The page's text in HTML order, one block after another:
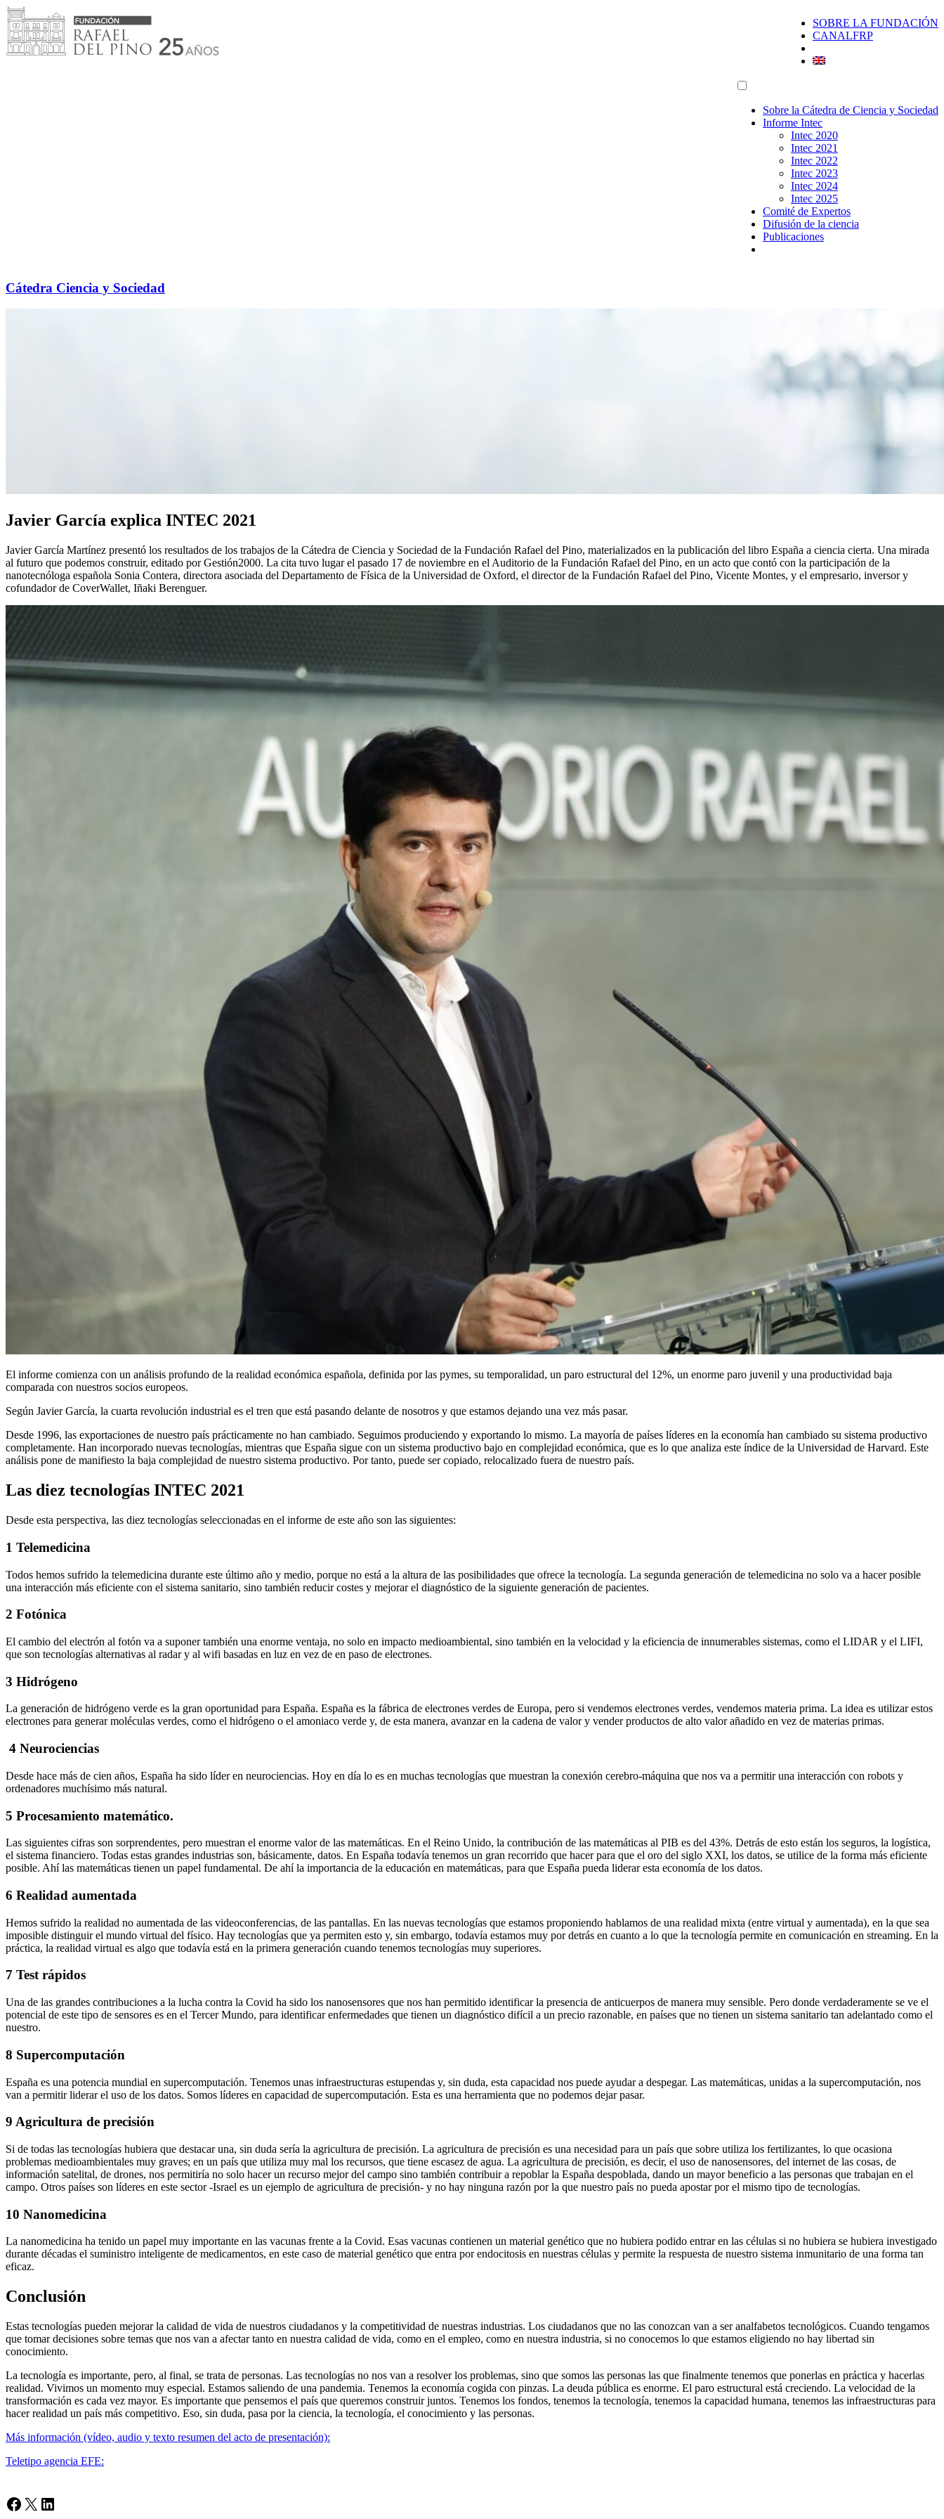
Saltar
al
contenido
SOBRE LA FUNDACIÓN
CANALFRP
Sobre la Cátedra de Ciencia y Sociedad
Informe Intec
Intec 2020
Intec 2021
Intec 2022
Intec 2023
Intec 2024
Intec 2025
Comité de Expertos
Difusión de la ciencia
Publicaciones
Cátedra Ciencia y Sociedad
Javier García explica INTEC 2021
Javier García Martínez presentó los resultados de los trabajos de la Cátedra de Ciencia y Sociedad de la Fundación Rafael del Pino, materializados en la publicación del libro España a ciencia cierta. Una mirada
al futuro que podemos construir, editado por Gestión2000. La cita tuvo lugar el pasado 17 de noviembre en el Auditorio de la Fundación Rafael del Pino, en un acto que contó con la participación de la
nanotecnóloga española Sonia Contera, directora asociada del Departamento de Física de la Universidad de Oxford, el director de la Fundación Rafael del Pino, Vicente Montes, y el empresario, inversor y
cofundador de CoverWallet, Iñaki Berenguer.
El informe comienza con un análisis profundo de la realidad económica española, definida por las pymes, su temporalidad, un paro estructural del 12%, un enorme paro juvenil y una productividad baja
comparada con nuestros socios europeos.
Según Javier García, la cuarta revolución industrial es el tren que está pasando delante de nosotros y que estamos dejando una vez más pasar.
Desde 1996, las exportaciones de nuestro país prácticamente no han cambiado. Seguimos produciendo y exportando lo mismo. La mayoría de países líderes en la economía han cambiado su sistema productivo
completamente. Han incorporado nuevas tecnologías, mientras que España sigue con un sistema productivo bajo en complejidad económica, que es lo que analiza este índice de la Universidad de Harvard. Este
análisis pone de manifiesto la baja complejidad de nuestro sistema productivo. Por tanto, puede ser copiado, relocalizado fuera de nuestro país.
Las diez tecnologías INTEC 2021
Desde esta perspectiva, las diez tecnologías seleccionadas en el informe de este año son las siguientes:
1 Telemedicina
Todos hemos sufrido la telemedicina durante este último año y medio, porque no está a la altura de las posibilidades que ofrece la tecnología. La segunda generación de telemedicina no solo va a hacer posible
una interacción más eficiente con el sistema sanitario, sino también reducir costes y mejorar el diagnóstico de la siguiente generación de pacientes.
2 Fotónica
El cambio del electrón al fotón va a suponer también una enorme ventaja, no solo en impacto medioambiental, sino también en la velocidad y la eficiencia de innumerables sistemas, como el LIDAR y el LIFI,
que son tecnologías alternativas al radar y al wifi basadas en luz en vez de en paso de electrones.
3 Hidrógeno
La generación de hidrógeno verde es la gran oportunidad para España. España es la fábrica de electrones verdes de Europa, pero si vendemos electrones verdes, vendemos materia prima. La idea es utilizar estos
electrones para generar moléculas verdes, como el hidrógeno o el amoniaco verde y, de esta manera, avanzar en la cadena de valor y vender productos de alto valor añadido en vez de materias primas.
4 Neurociencias
Desde hace más de cien años, España ha sido líder en neurociencias. Hoy en día lo es en muchas tecnologías que muestran la conexión cerebro-máquina que nos va a permitir una interacción con robots y
ordenadores muchísimo más natural.
5 Procesamiento matemático.
Las siguientes cifras son sorprendentes, pero muestran el enorme valor de las matemáticas. En el Reino Unido, la contribución de las matemáticas al PIB es del 43%. Detrás de esto están los seguros, la logística,
el sistema financiero. Todas estas grandes industrias son, básicamente, datos. En España todavía tenemos un gran recorrido que hacer para que el oro del siglo XXI, los datos, se utilice de la forma más eficiente
posible. Ahí las matemáticas tienen un papel fundamental. De ahí la importancia de la educación en matemáticas, para que España pueda liderar esta economía de los datos.
6 Realidad aumentada
Hemos sufrido la realidad no aumentada de las videoconferencias, de las pantallas. En las nuevas tecnologías que estamos proponiendo hablamos de una realidad mixta (entre virtual y aumentada), en la que sea
imposible distinguir el mundo virtual del físico. Hay tecnologías que ya permiten esto y, sin embargo, todavía estamos muy por detrás en cuanto a lo que la tecnología permite en comunicación en streaming. En la
práctica, la realidad virtual es algo que todavía está en la primera generación cuando tenemos tecnologías muy superiores.
7 Test rápidos
Una de las grandes contribuciones a la lucha contra la Covid ha sido los nanosensores que nos han permitido identificar la presencia de anticuerpos de manera muy sensible. Pero donde verdaderamente se ve el
potencial de este tipo de sensores es en el Tercer Mundo, para identificar enfermedades que tienen un diagnóstico difícil a un precio razonable, en países que no tienen un sistema sanitario tan adelantado como el
nuestro.
8 Supercomputación
España es una potencia mundial en supercomputación. Tenemos unas infraestructuras estupendas y, sin duda, esta capacidad nos puede ayudar a despegar. Las matemáticas, unidas a la supercomputación, nos
van a permitir liderar el uso de los datos. Somos líderes en capacidad de supercomputación. Esta es una herramienta que no podemos dejar pasar.
9 Agricultura de precisión
Si de todas las tecnologías hubiera que destacar una, sin duda sería la agricultura de precisión. La agricultura de precisión es una necesidad para un país que sobre utiliza los fertilizantes, lo que ocasiona
problemas medioambientales muy graves; en un país que utiliza muy mal los recursos, que tiene escasez de agua. La agricultura de precisión, es decir, el uso de nanosensores, del internet de las cosas, de
información satelital, de drones, nos permitiría no solo hacer un recurso mejor del campo sino también contribuir a repoblar la España despoblada, dando un mayor beneficio a las personas que trabajan en el
campo. Otros países son líderes en este sector -Israel es un ejemplo de agricultura de precisión- y no hay ninguna razón por la que nuestro país no pueda apostar por el mismo tipo de tecnologías.
10 Nanomedicina
La nanomedicina ha tenido un papel muy importante en las vacunas frente a la Covid. Esas vacunas contienen un material genético que no hubiera podido entrar en las células si no hubiera se hubiera investigado
durante décadas el suministro inteligente de medicamentos, en este caso de material genético que entra por endocitosis en nuestras células y permite la respuesta de nuestro sistema inmunitario de una forma tan
eficaz.
Conclusión
Estas tecnologías pueden mejorar la calidad de vida de nuestros ciudadanos y la competitividad de nuestras industrias. Los ciudadanos que no las conozcan van a ser analfabetos tecnológicos. Cuando tengamos
que tomar decisiones sobre temas que nos van a afectar tanto en nuestra calidad de vida, como en el empleo, como en nuestra industria, si no conocemos lo que estamos eligiendo no hay libertad sin
conocimiento.
La tecnología es importante, pero, al final, se trata de personas. Las tecnologías no nos van a resolver los problemas, sino que somos las personas las que finalmente tenemos que ponerlas en práctica y hacerlas
realidad. Vivimos un momento muy especial. Estamos saliendo de una pandemia. Tenemos la economía cogida con pinzas. La deuda pública es enorme. El paro estructural está creciendo. La velocidad de la
transformación es cada vez mayor. Es importante que pensemos el país que queremos construir juntos. Tenemos los fondos, tenemos la tecnología, tenemos la capacidad humana, tenemos las infraestructuras para
hacer realidad un país más competitivo. Eso, sin duda, pasa por la ciencia, la tecnología, el conocimiento y las personas.
Más información (vídeo, audio y texto resumen del acto de presentación):
Teletipo agencia EFE:
Facebook
X LinkedIn